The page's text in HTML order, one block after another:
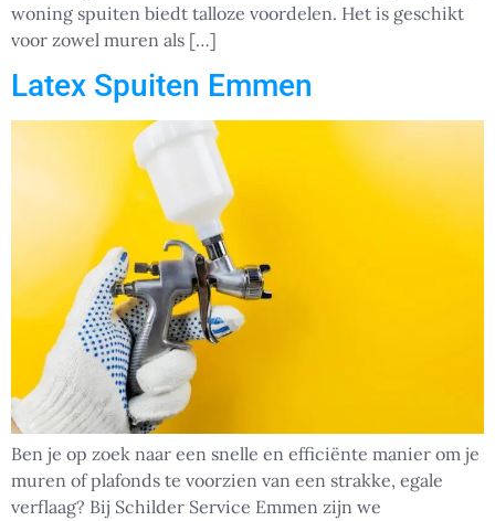
woning spuiten biedt talloze voordelen. Het is geschikt
voor zowel muren als […]
Latex Spuiten Emmen
Ben je op zoek naar een snelle en efficiënte manier om je
muren of plafonds te voorzien van een strakke, egale
verflaag? Bij Schilder Service Emmen zijn we